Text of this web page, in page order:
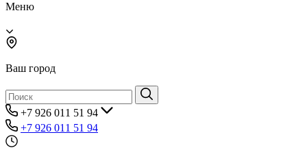
Меню
Ваш город
+7 926 011 51 94
+7 926 011 51 94